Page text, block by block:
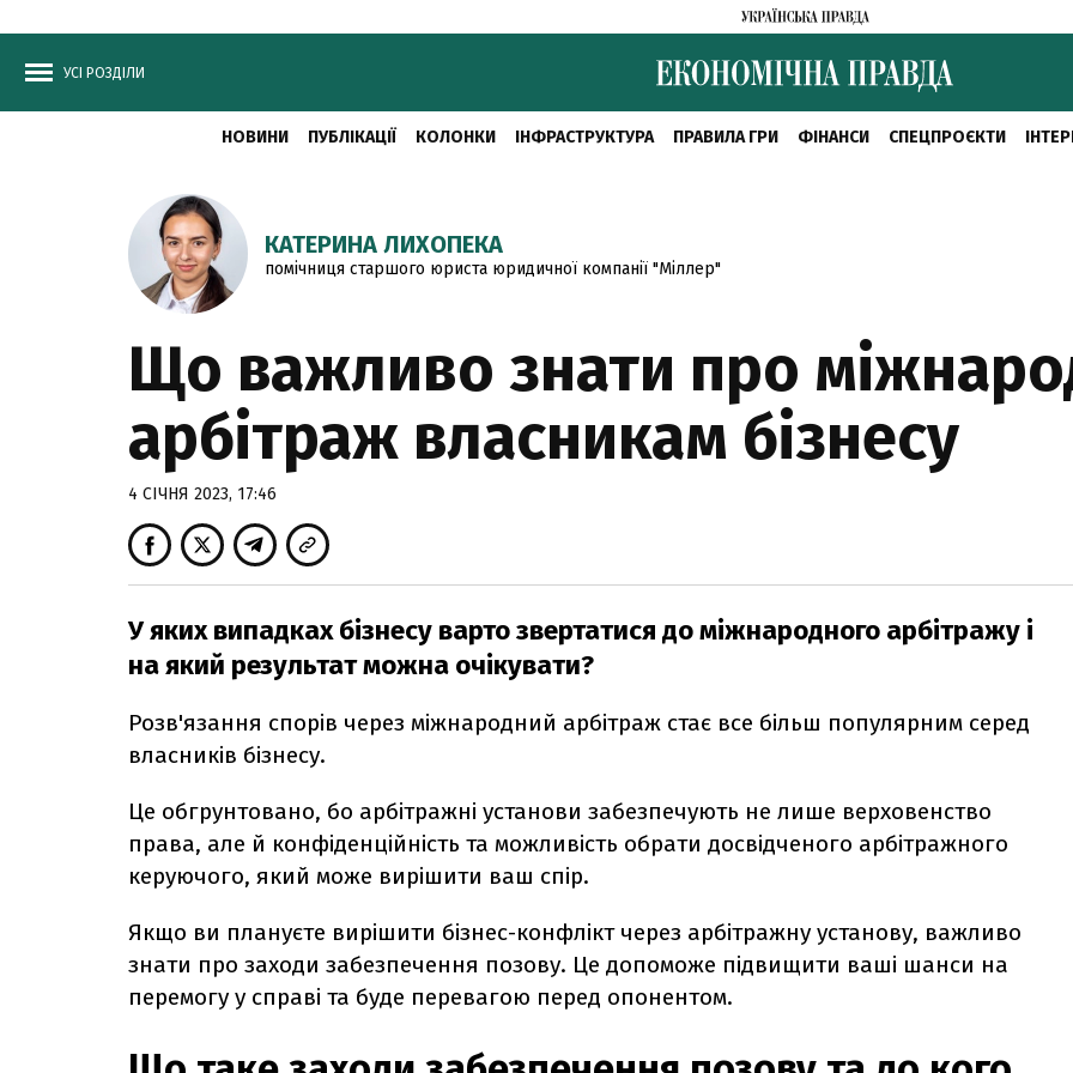
УСІ РОЗДІЛИ
НОВИНИ ПУБЛІКАЦІЇ КОЛОНКИ ІНФРАСТРУКТУРА ПРАВИЛА ГРИ ФІНАНСИ СПЕЦПРОЄКТИ
КАТЕРИНА ЛИХОПЕКА
помічниця старшого юриста юридичної компанії "Міллер"
Що важливо знати про
арбітраж власникам бізнесу
4 СІЧНЯ 2023, 17:46
У яких випадках бізнесу варто звертатися до міжнародного арбітражу і
на який результат можна очікувати?
Розв'язання спорів через міжнародний арбітраж стає все більш популярним серед
власників бізнесу.
Це обгрунтовано, бо арбітражні установи забезпечують не лише верховенство
права, але й конфіденційність та можливість обрати досвідченого арбітражного
керуючого, який може вирішити ваш спір.
Якщо ви плануєте вирішити бізнес-конфлікт через арбітражну установу, важливо
знати про заходи забезпечення позову. Це допоможе підвищити ваші шанси на
перемогу у справі та буде перевагою перед опонентом.